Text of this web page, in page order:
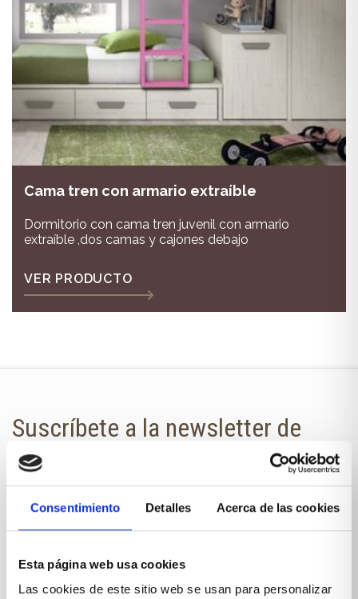
Consentimiento Detalles Acerca de las cookies
Esta página web usa cookies
Las cookies de este sitio web se usan para personalizar
Cama tren con armario extraíble
Dormitorio con cama tren juvenil con armario
extraíble ,dos camas y cajones debajo
VER PRODUCTO
Suscríbete a la newsletter de
Xíkara Interiores
¿Quieres estar al día de todas las
novedades?
tu correo.